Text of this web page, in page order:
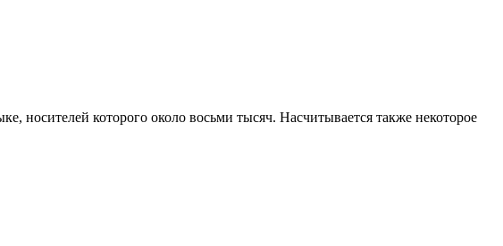
носителей которого около восьми тысяч. Насчитывается также некоторое